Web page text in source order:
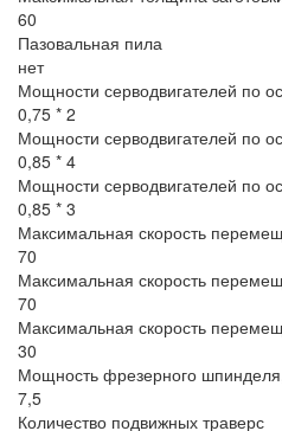
60
Пазовальная пила
нет
Мощности серводвигателей по
0,75 * 2
Мощности серводвигателей по
0,85 * 4
Мощности серводвигателей по
0,85 * 3
Максимальная скорость
70
Максимальная скорость
70
Максимальная скорость
30
Мощность фрезерного
7,5
Количество подвижных траверс